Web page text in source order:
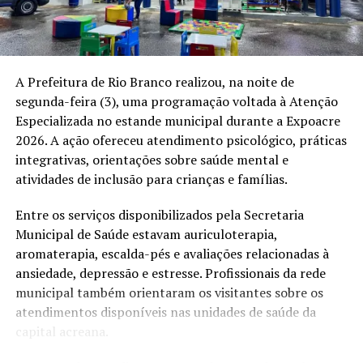
O presidente do Sindicato do Setor Cerâmico do Acre,
Henrique Simão, afirmou que a retomada das obras pode
ajudar empresas que enfrentam dificuldades
programa vai aumentar as vendas e gerar empregos.
Grande parte dos recursos investidos permanece no
Estado, fortalecendo a indústria, a construção civil e a
renda dos trabalhadores”, disse.
O vereador Samir Bestene afirmou que a articulação
diferentes atividades econômicas. A reunião terminou
com encaminhamentos para a ampliação do uso de
tijolos maciços em ruas e travessas da capital.
A Prefeitura ainda não divulgou o cronograma das
obras, a relação das vias que serão atendidas nem o valor
previsto para a execução dos 50 quilômetros de
A Prefeitura de Rio Branco realizou, na noite de
segunda-feira (3), uma programação voltada à Atenção
Especializada no estande municipal durante a Expoacre
2026. A ação ofereceu atendimento psicológico, práticas
integrativas, orientações sobre saúde mental e
atividades de inclusão para crianças e famílias.
Entre os serviços disponibilizados pela Secretaria
Municipal de Saúde estavam auriculoterapia,
aromaterapia, escalda-pés e avaliações relacionadas à
ansiedade, depressão e estresse. Profissionais da rede
municipal também orientaram os visitantes sobre os
atendimentos disponíveis nas unidades de saúde da
capital acreana.